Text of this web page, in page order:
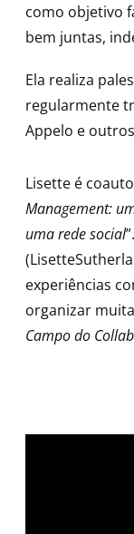
como objetivo
bem juntas,
Ela realiza
regularmente
Appelo e
Lisette é
Management:
uma rede social
experiências
organizar
Campo do